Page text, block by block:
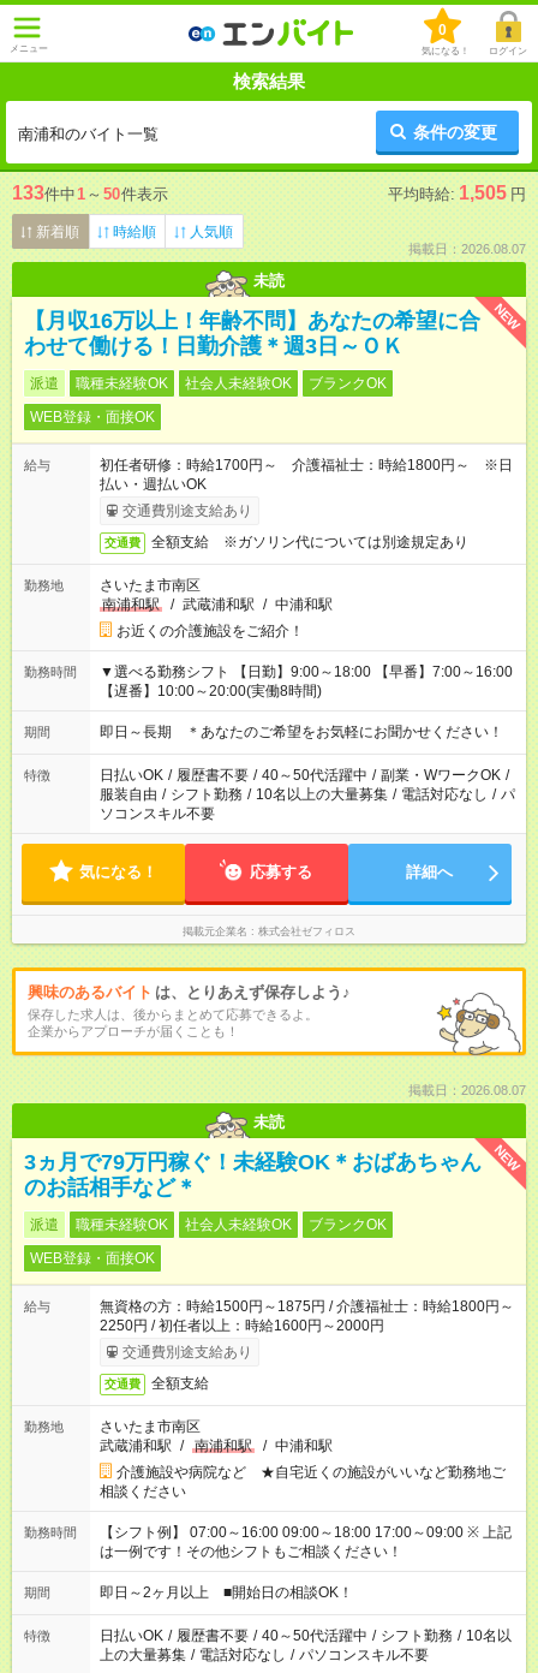
メニュー
0
気になる！ ログイン
検索結果
南浦和のバイト一覧 条件の変更
133件中1 ～ 50件表示 平均時給: 1,505 円
新着順 時給順 人気順
掲載日：2026.08.07
未読
NEW
【月収16万以上！年齢不問】あなたの希望に合
わせて働ける！日勤介護＊週3日～ＯＫ
派遣 職種未経験OK 社会人未経験OK
ブランクOK
WEB登録・面接OK
給与
初任者研修：時給1700円～ 介護福祉士：時給1800円～ ※日
払い・週払いOK
交通費別途支給あり
交通費 全額支給 ※ガソリン代については別途規定あり
勤務地
さいたま市南区
南浦和駅
/ 武蔵浦和駅 / 中浦和駅
お近くの介護施設をご紹介！
勤務時間
▼選べる勤務シフト 【日勤】9:00～18:00 【早番】7:00～16:00
【遅番】10:00～20:00(実働8時間)
期間 即日～長期 ＊あなたのご希望をお気軽にお聞かせください！
特徴 日払いOK / 履歴書不要 / 40～50代活躍中 / 副業・WワークOK /
服装自由 / シフト勤務 / 10名以上の大量募集 / 電話対応なし / パ
ソコンスキル不要
気になる！ 応募する 詳細へ
掲載元企業名 株式会社ゼフィロス
興味のあるバイト は、とりあえず保存しよう♪
保存した求人は、後からまとめて応募できるよ。
企業からアプローチが届くことも！
掲載日：2026.08.07
未読
NEW
3ヵ月で79万円稼ぐ！未経験OK＊おばあちゃん
のお話相手など＊
派遣 職種未経験OK 社会人未経験OK
ブランクOK
WEB登録・面接OK
給与
無資格の方：時給1500円～1875円 / 介護福祉士：時給1800円～
2250円 / 初任者以上：時給1600円～2000円
交通費別途支給あり
交通費 全額支給
勤務地
さいたま市南区
武蔵浦和駅 / 南浦和駅 / 中浦和駅
介護施設や病院など ★自宅近くの施設がいいなど勤務地ご
相談ください
勤務時間
【シフト例】 07:00～16:00 09:00～18:00 17:00～09:00 ※ 上記
は一例です！その他シフトもご相談ください！
期間 即日～2ヶ月以上 ■開始日の相談OK！
特徴 日払いOK / 履歴書不要 / 40～50代活躍中 / シフト勤務 / 10名以
上の大量募集 / 電話対応なし / パソコンスキル不要